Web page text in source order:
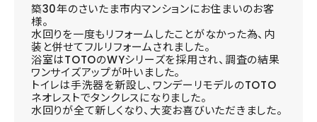
築30年のさいたま市内マンションにお住まいのお客
様。
水回りを一度もリフォームしたことがなかった為、内
装と併せてフルリフォームされました。
浴室はTOTOのWYシリーズを採用され、調査の結果
ワンサイズアップが叶いました。
トイレは手洗器を新設し、ワンデーリモデルのTOTO
ネオレストでタンクレスになりました。
水回りが全て新しくなり、大変お喜びいただきました。